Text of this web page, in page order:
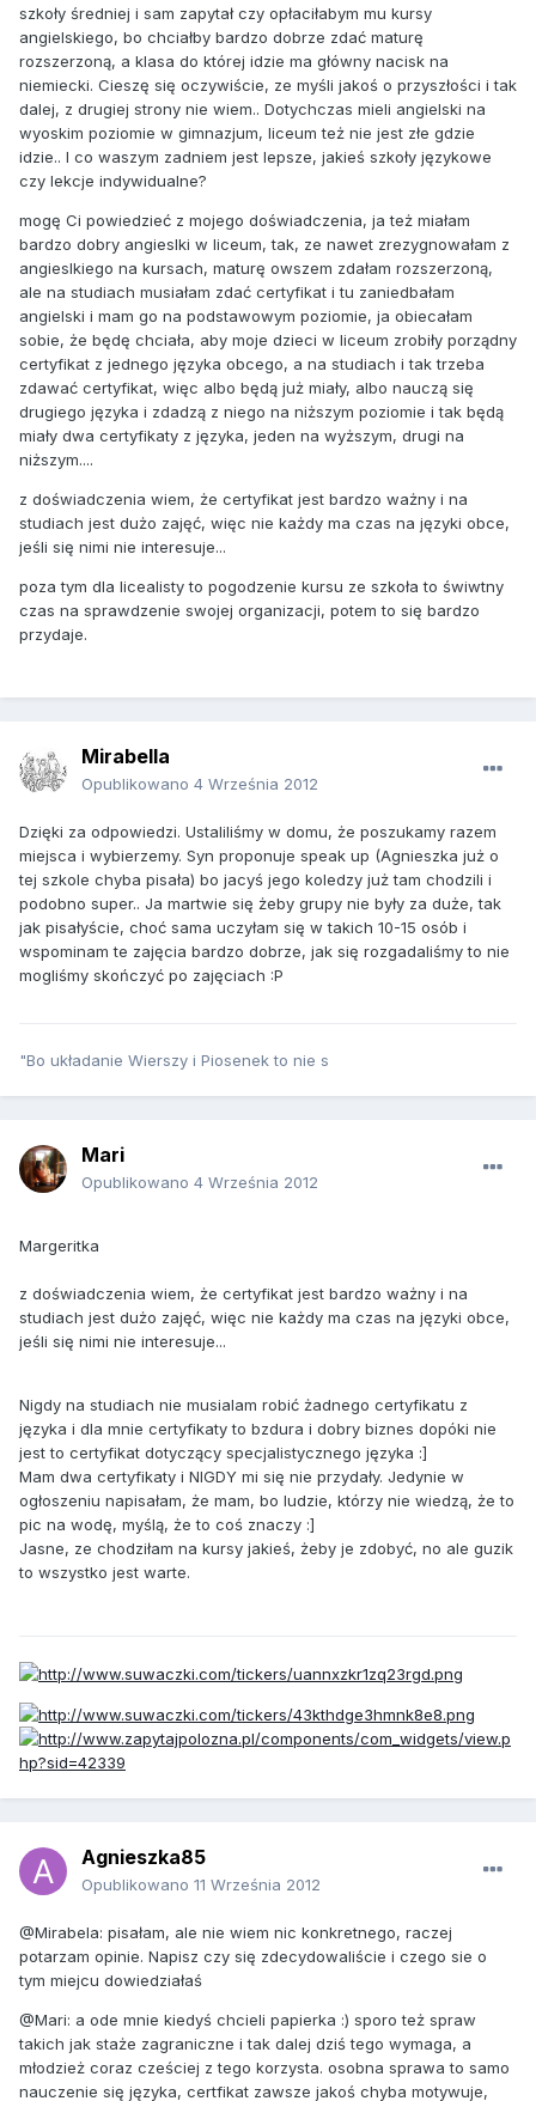
szkoły średniej i sam zapytał czy opłaciłabym mu kursy
angielskiego, bo chciałby bardzo dobrze zdać maturę
rozszerzoną, a klasa do której idzie ma główny nacisk na
niemiecki. Cieszę się oczywiście, ze myśli jakoś o przyszłości i tak
dalej, z drugiej strony nie wiem.. Dotychczas mieli angielski na
wyoskim poziomie w gimnazjum, liceum też nie jest złe gdzie
idzie.. I co waszym zadniem jest lepsze, jakieś szkoły językowe
czy lekcje indywidualne?
mogę Ci powiedzieć z mojego doświadczenia, ja też miałam
bardzo dobry angieslki w liceum, tak, ze nawet zrezygnowałam z
angieslkiego na kursach, maturę owszem zdałam rozszerzoną,
ale na studiach musiałam zdać certyfikat i tu zaniedbałam
angielski i mam go na podstawowym poziomie, ja obiecałam
sobie, że będę chciała, aby moje dzieci w liceum zrobiły porządny
certyfikat z jednego języka obcego, a na studiach i tak trzeba
zdawać certyfikat, więc albo będą już miały, albo nauczą się
drugiego języka i zdadzą z niego na niższym poziomie i tak będą
miały dwa certyfikaty z języka, jeden na wyższym, drugi na
niższym....
z doświadczenia wiem, że certyfikat jest bardzo ważny i na
studiach jest dużo zajęć, więc nie każdy ma czas na języki obce,
jeśli się nimi nie interesuje...
poza tym dla licealisty to pogodzenie kursu ze szkoła to świwtny
czas na sprawdzenie swojej organizacji, potem to się bardzo
przydaje.
Mirabella
Opublikowano 4 Września 2012
Dzięki za odpowiedzi. Ustaliliśmy w domu, że poszukamy razem
miejsca i wybierzemy. Syn proponuje speak up (Agnieszka już o
tej szkole chyba pisała) bo jacyś jego koledzy już tam chodzili i
podobno super.. Ja martwie się żeby grupy nie były za duże, tak
jak pisałyście, choć sama uczyłam się w takich 10-15 osób i
wspominam te zajęcia bardzo dobrze, jak się rozgadaliśmy to nie
mogliśmy skończyć po zajęciach :P
"Bo układanie Wierszy i Piosenek to nie s
Mari
Opublikowano 4 Września 2012
Margeritka
z doświadczenia wiem, że certyfikat jest bardzo ważny i na
studiach jest dużo zajęć, więc nie każdy ma czas na języki obce,
jeśli się nimi nie interesuje...
Nigdy na studiach nie musialam robić żadnego certyfikatu z
języka i dla mnie certyfikaty to bzdura i dobry biznes dopóki nie
jest to certyfikat dotyczący specjalistycznego języka :]
Mam dwa certyfikaty i NIGDY mi się nie przydały. Jedynie w
ogłoszeniu napisałam, że mam, bo ludzie, którzy nie wiedzą, że to
pic na wodę, myślą, że to coś znaczy :]
Jasne, ze chodziłam na kursy jakieś, żeby je zdobyć, no ale guzik
to wszystko jest warte.
Agnieszka85
Opublikowano 11 Września 2012
@Mirabela: pisałam, ale nie wiem nic konkretnego, raczej
potarzam opinie. Napisz czy się zdecydowaliście i czego sie o
tym miejcu dowiedziałaś
@Mari: a ode mnie kiedyś chcieli papierka :) sporo też spraw
takich jak staże zagraniczne i tak dalej dziś tego wymaga, a
młodzież coraz cześciej z tego korzysta. osobna sprawa to samo
nauczenie się języka, certfikat zawsze jakoś chyba motywuje,